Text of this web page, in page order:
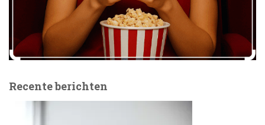
Recente berichten